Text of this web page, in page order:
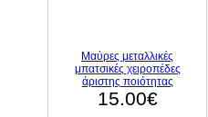
Μαύρες μεταλλικές
μπατσικές χειροπέδες
άριστης ποιότητας
15.00€